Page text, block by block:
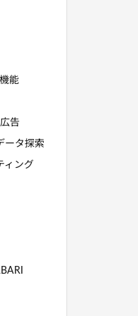
能
広告
ータ探索
ィング